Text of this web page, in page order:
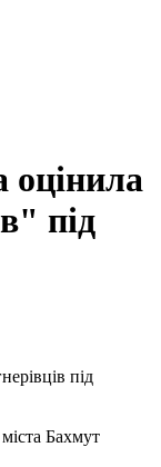
оцінила
під
Бахмут